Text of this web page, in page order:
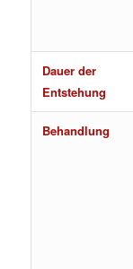
Dauer der
Entstehung
Behandlung